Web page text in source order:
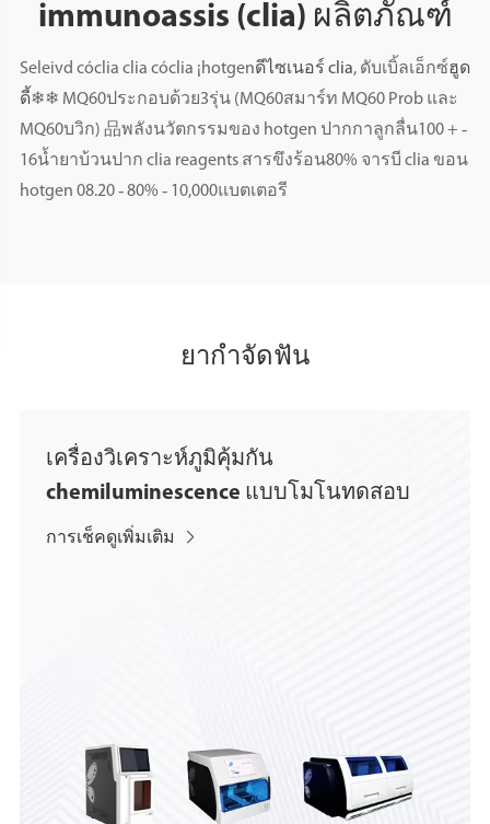
immunoassis (clia) ผลิตภัณฑ์
Seleivd cóclia clia cóclia ¡hotgenดีไซเนอร์ clia, ดับเบิ้ลเอ็กซ์ฮูด
ดี้❄❄ MQ60ประกอบด้วย3รุ่น (MQ60สมาร์ท MQ60 Prob และ
MQ60บวิก) 品พลังนวัตกรรมของ hotgen ปากกาลูกลื่น100 + ‑
16น้ำยาบ้วนปาก clia reagents สารขึงร้อน80% จารบี clia ขอน
hotgen 08.20 ‑ 80% ‑ 10,000แบตเตอรี
ยากำจัดฟัน
เครื่องวิเคราะห์ภูมิคุ้มกัน
chemiluminescence แบบโมโนทดสอบ
การเช็คดูเพิ่มเติม 